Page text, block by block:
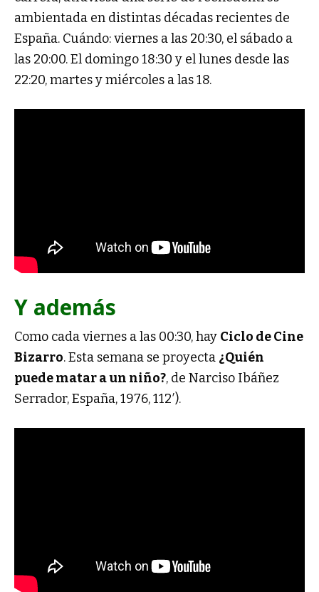
ambientada en distintas décadas recientes de
España. Cuándo: viernes a las 20:30, el sábado a
las 20:00. El domingo 18:30 y el lunes desde las
22:20, martes y miércoles a las 18.
Y además
Como cada viernes a las 00:30, hay Ciclo de Cine
Bizarro. Esta semana se proyecta ¿Quién
puede matar a un niño?, de Narciso Ibáñez
Serrador, España, 1976, 112′).